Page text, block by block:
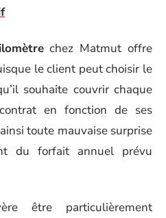
chez Matmut offre
le client peut choisir le
souhaite couvrir chaque
en fonction de ses
toute mauvaise surprise
du forfait annuel prévu
être particulièrement